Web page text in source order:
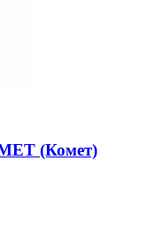
(Комет)